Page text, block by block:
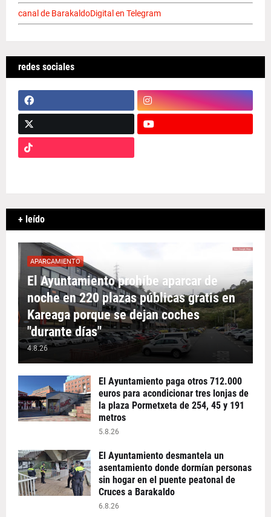
canal de BarakaldoDigital en Telegram
redes sociales
+ leído
APARCAMIENTO
El Ayuntamiento prohíbe aparcar de
noche en 220 plazas públicas gratis en
Kareaga porque se dejan coches
"durante días"
4.8.26
El Ayuntamiento paga otros 712.000
euros para acondicionar tres lonjas de
la plaza Pormetxeta de 254, 45 y 191
metros
5.8.26
El Ayuntamiento desmantela un
asentamiento donde dormían personas
sin hogar en el puente peatonal de
Cruces a Barakaldo
6.8.26